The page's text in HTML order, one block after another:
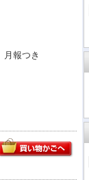
月報つき